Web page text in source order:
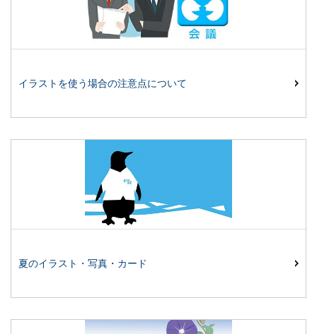
イラストを使う場合の注意点について
夏のイラスト・写真・カード